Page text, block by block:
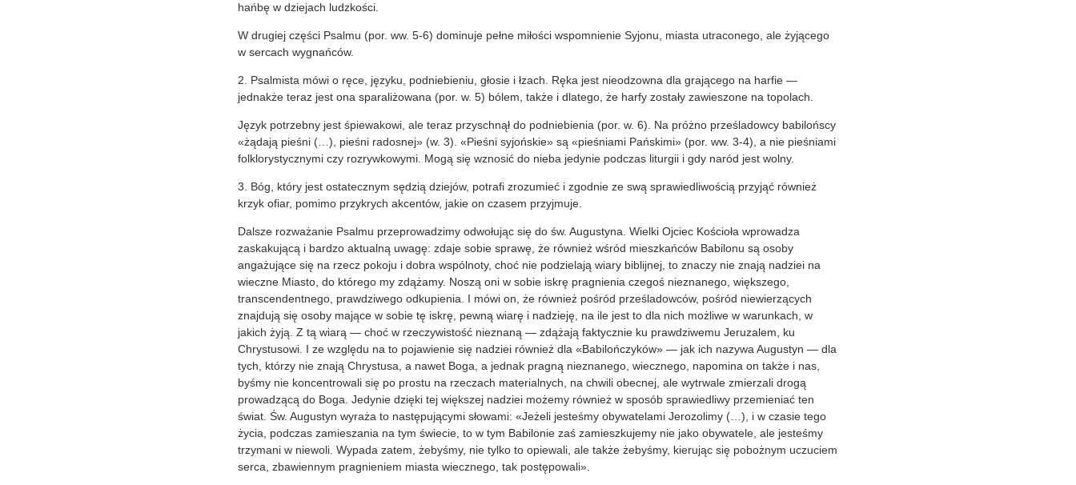
hańbę w dziejach ludzkości.
W drugiej części Psalmu (por. ww. 5-6) dominuje pełne miłości wspomnienie Syjonu, miasta utraconego, ale żyjącego
w sercach wygnańców.
2. Psalmista mówi o ręce, języku, podniebieniu, głosie i łzach. Ręka jest nieodzowna dla grającego na harfie —
jednakże teraz jest ona sparaliżowana (por. w. 5) bólem, także i dlatego, że harfy zostały zawieszone na topolach.
Język potrzebny jest śpiewakowi, ale teraz przyschnął do podniebienia (por. w. 6). Na próżno prześladowcy babilońscy
«żądają pieśni (…), pieśni radosnej» (w. 3). «Pieśni syjońskie» są «pieśniami Pańskimi» (por. ww. 3-4), a nie pieśniami
folklorystycznymi czy rozrywkowymi. Mogą się wznosić do nieba jedynie podczas liturgii i gdy naród jest wolny.
3. Bóg, który jest ostatecznym sędzią dziejów, potrafi zrozumieć i zgodnie ze swą sprawiedliwością przyjąć również
krzyk ofiar, pomimo przykrych akcentów, jakie on czasem przyjmuje.
Dalsze rozważanie Psalmu przeprowadzimy odwołując się do św. Augustyna. Wielki Ojciec Kościoła wprowadza
zaskakującą i bardzo aktualną uwagę: zdaje sobie sprawę, że również wśród mieszkańców Babilonu są osoby
angażujące się na rzecz pokoju i dobra wspólnoty, choć nie podzielają wiary biblijnej, to znaczy nie znają nadziei na
wieczne Miasto, do którego my zdążamy. Noszą oni w sobie iskrę pragnienia czegoś nieznanego, większego,
transcendentnego, prawdziwego odkupienia. I mówi on, że również pośród prześladowców, pośród niewierzących
znajdują się osoby mające w sobie tę iskrę, pewną wiarę i nadzieję, na ile jest to dla nich możliwe w warunkach, w
jakich żyją. Z tą wiarą — choć w rzeczywistość nieznaną — zdążają faktycznie ku prawdziwemu Jeruzalem, ku
Chrystusowi. I ze względu na to pojawienie się nadziei również dla «Babilończyków» — jak ich nazywa Augustyn — dla
tych, którzy nie znają Chrystusa, a nawet Boga, a jednak pragną nieznanego, wiecznego, napomina on także i nas,
byśmy nie koncentrowali się po prostu na rzeczach materialnych, na chwili obecnej, ale wytrwale zmierzali drogą
prowadzącą do Boga. Jedynie dzięki tej większej nadziei możemy również w sposób sprawiedliwy przemieniać ten
świat. Św. Augustyn wyraża to następującymi słowami: «Jeżeli jesteśmy obywatelami Jerozolimy (…), i w czasie tego
życia, podczas zamieszania na tym świecie, to w tym Babilonie zaś zamieszkujemy nie jako obywatele, ale jesteśmy
trzymani w niewoli. Wypada zatem, żebyśmy, nie tylko to opiewali, ale także żebyśmy, kierując się pobożnym uczuciem
serca, zbawiennym pragnieniem miasta wiecznego, tak postępowali».